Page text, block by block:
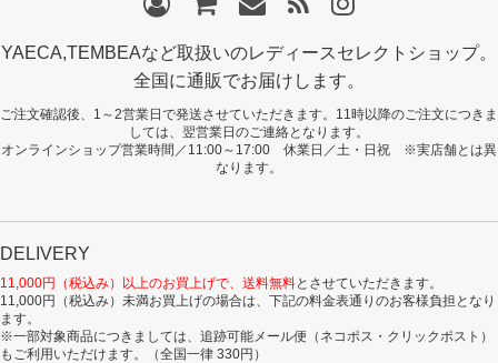
YAECA,TEMBEAなど取扱いのレディースセレクトショップ。
全国に通販でお届けします。
ご注文確認後、1～2営業日で発送させていただきます。11時以降のご注文につきま
しては、翌営業日のご連絡となります。
オンラインショップ営業時間／11:00～17:00 休業日／土・日祝 ※実店舗とは異
なります。
DELIVERY
11,000円（税込み）以上のお買上げで、送料無料とさせていただきます。
11,000円（税込み）未満お買上げの場合は、下記の料金表通りのお客様負担となり
ます。
※一部対象商品につきましては、追跡可能メール便（ネコポス・クリックポスト）
もご利用いただけます。（全国一律 330円）